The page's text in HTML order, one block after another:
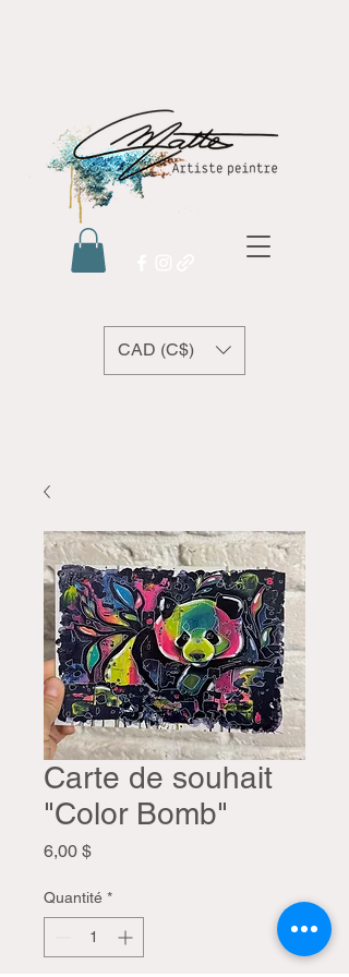
CAD (C$)
Carte de souhait
"Color Bomb"
6,00 $Prix
Quantité *